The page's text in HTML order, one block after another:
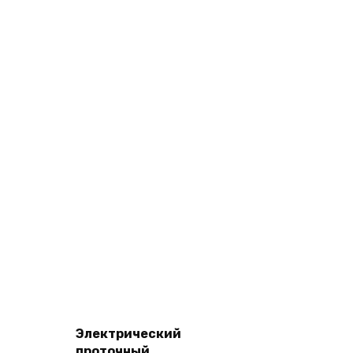
Электрический